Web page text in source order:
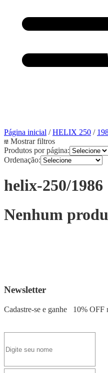
Página inicial /HELIX 250 /
Mostrar filtros
Produtos por página:
Ordenação:
helix-250/1986
Nenhum
Newsletter
Cadastre-se e ganhe 10% OFF